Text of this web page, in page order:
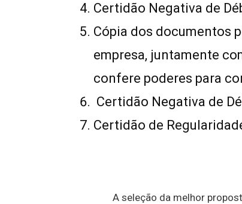
Certidão Negativa de
Cópia dos documentos
empresa, juntamente
confere poderes para
Certidão Negativa de
Certidão de
A seleção da melhor